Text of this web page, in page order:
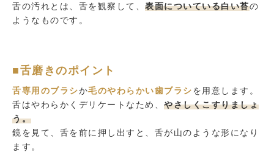
舌の汚れとは、舌を観察して、 表面についている白い苔の
ようなものです。
■舌磨きのポイント
舌専用のブラシか毛のやわらかい歯ブラシを用意します。
舌はやわらかくデリケートなため、 やさしくこすりましょ
う。
鏡を見て、舌を前に押し出すと、舌が山のような形になり
ます。